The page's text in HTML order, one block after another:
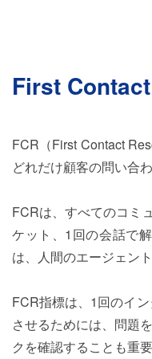
First Contact
FCR（First Contact
どれだけ顧客の問い合
FCRは、すべてのコミ
ケット、1回の会話で
は、人間のエージェン
FCR指標は、1回のイ
させるためには、問題
クを確認することも重要